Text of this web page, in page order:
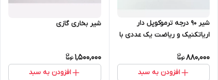
شیر 90 درجه ترموکوپل دار
اریاتکنیک و ریاضت یک عددی با
880,000
افزودن به سبد
شیر بخاری گازی
1,500,000
افزودن به سبد